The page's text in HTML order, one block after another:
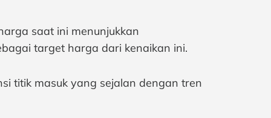
saat ini menunjukkan
target harga dari kenaikan ini.
titik masuk yang sejalan dengan tren